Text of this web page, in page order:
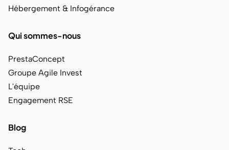
Hébergement & Infogérance
Qui sommes-nous
PrestaConcept
Groupe Agile Invest
L'équipe
Engagement RSE
Blog